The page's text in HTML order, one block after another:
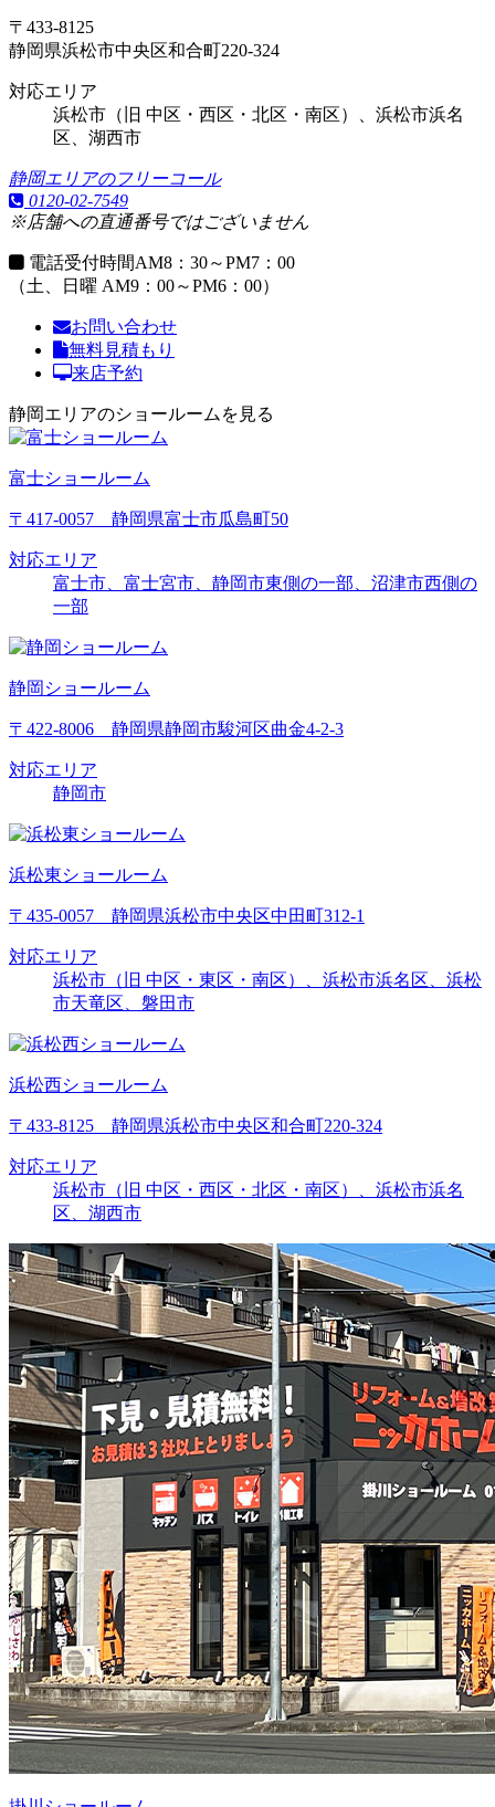
〒433-8125
静岡県浜松市中央区和合町220-324
対応エリア
浜松市（旧 中区・西区・北区・南区）、浜松市浜名
区、湖西市
静岡エリアのフリーコール
0120-02-7549
※店舗への直通番号ではございません
電話受付時間AM8：30～PM7：00
（土、日曜 AM9：00～PM6：00）
お問い合わせ
無料見積もり
来店予約
静岡エリアのショールームを見る
富士ショールーム
〒417-0057 静岡県富士市瓜島町50
対応エリア
富士市、富士宮市、静岡市東側の一部、沼津市西側の
一部
静岡ショールーム
〒422-8006 静岡県静岡市駿河区曲金4-2-3
対応エリア
静岡市
浜松東ショールーム
〒435-0057 静岡県浜松市中央区中田町312-1
対応エリア
浜松市（旧 中区・東区・南区）、浜松市浜名区、浜松
市天竜区、磐田市
浜松西ショールーム
〒433-8125 静岡県浜松市中央区和合町220-324
対応エリア
浜松市（旧 中区・西区・北区・南区）、浜松市浜名
区、湖西市